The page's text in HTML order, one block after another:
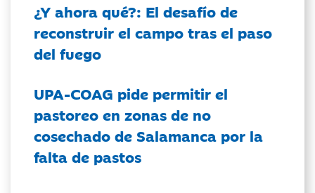
¿Y ahora qué?: El desafío de
reconstruir el campo tras el paso
del fuego
UPA-COAG pide permitir el
pastoreo en zonas de no
cosechado de Salamanca por la
falta de pastos